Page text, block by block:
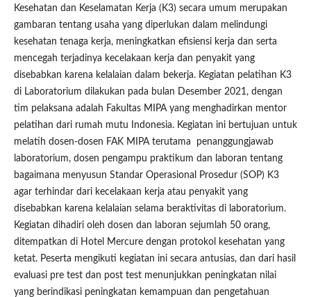
Kesehatan dan Keselamatan Kerja (K3) secara umum merupakan
gambaran tentang usaha yang diperlukan dalam melindungi
kesehatan tenaga kerja, meningkatkan efisiensi kerja dan serta
mencegah terjadinya kecelakaan kerja dan penyakit yang
disebabkan karena kelalaian dalam bekerja. Kegiatan pelatihan K3
di Laboratorium dilakukan pada bulan Desember 2021, dengan
tim pelaksana adalah Fakultas MIPA yang menghadirkan mentor
pelatihan dari rumah mutu Indonesia. Kegiatan ini bertujuan untuk
melatih dosen-dosen FAK MIPA terutama penanggungjawab
laboratorium, dosen pengampu praktikum dan laboran tentang
bagaimana menyusun Standar Operasional Prosedur (SOP) K3
agar terhindar dari kecelakaan kerja atau penyakit yang
disebabkan karena kelalaian selama beraktivitas di laboratorium.
Kegiatan dihadiri oleh dosen dan laboran sejumlah 50 orang,
ditempatkan di Hotel Mercure dengan protokol kesehatan yang
ketat. Peserta mengikuti kegiatan ini secara antusias, dan dari hasil
evaluasi pre test dan post test menunjukkan peningkatan nilai
yang berindikasi peningkatan kemampuan dan pengetahuan